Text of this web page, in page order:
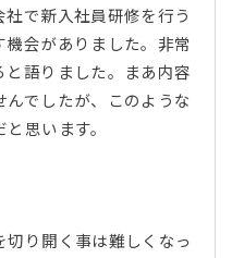
で新入社員研修を行う
会がありました。非常
と語りました。まあ内容
でしたが、このような
思います。
り開く事は難しくなっ